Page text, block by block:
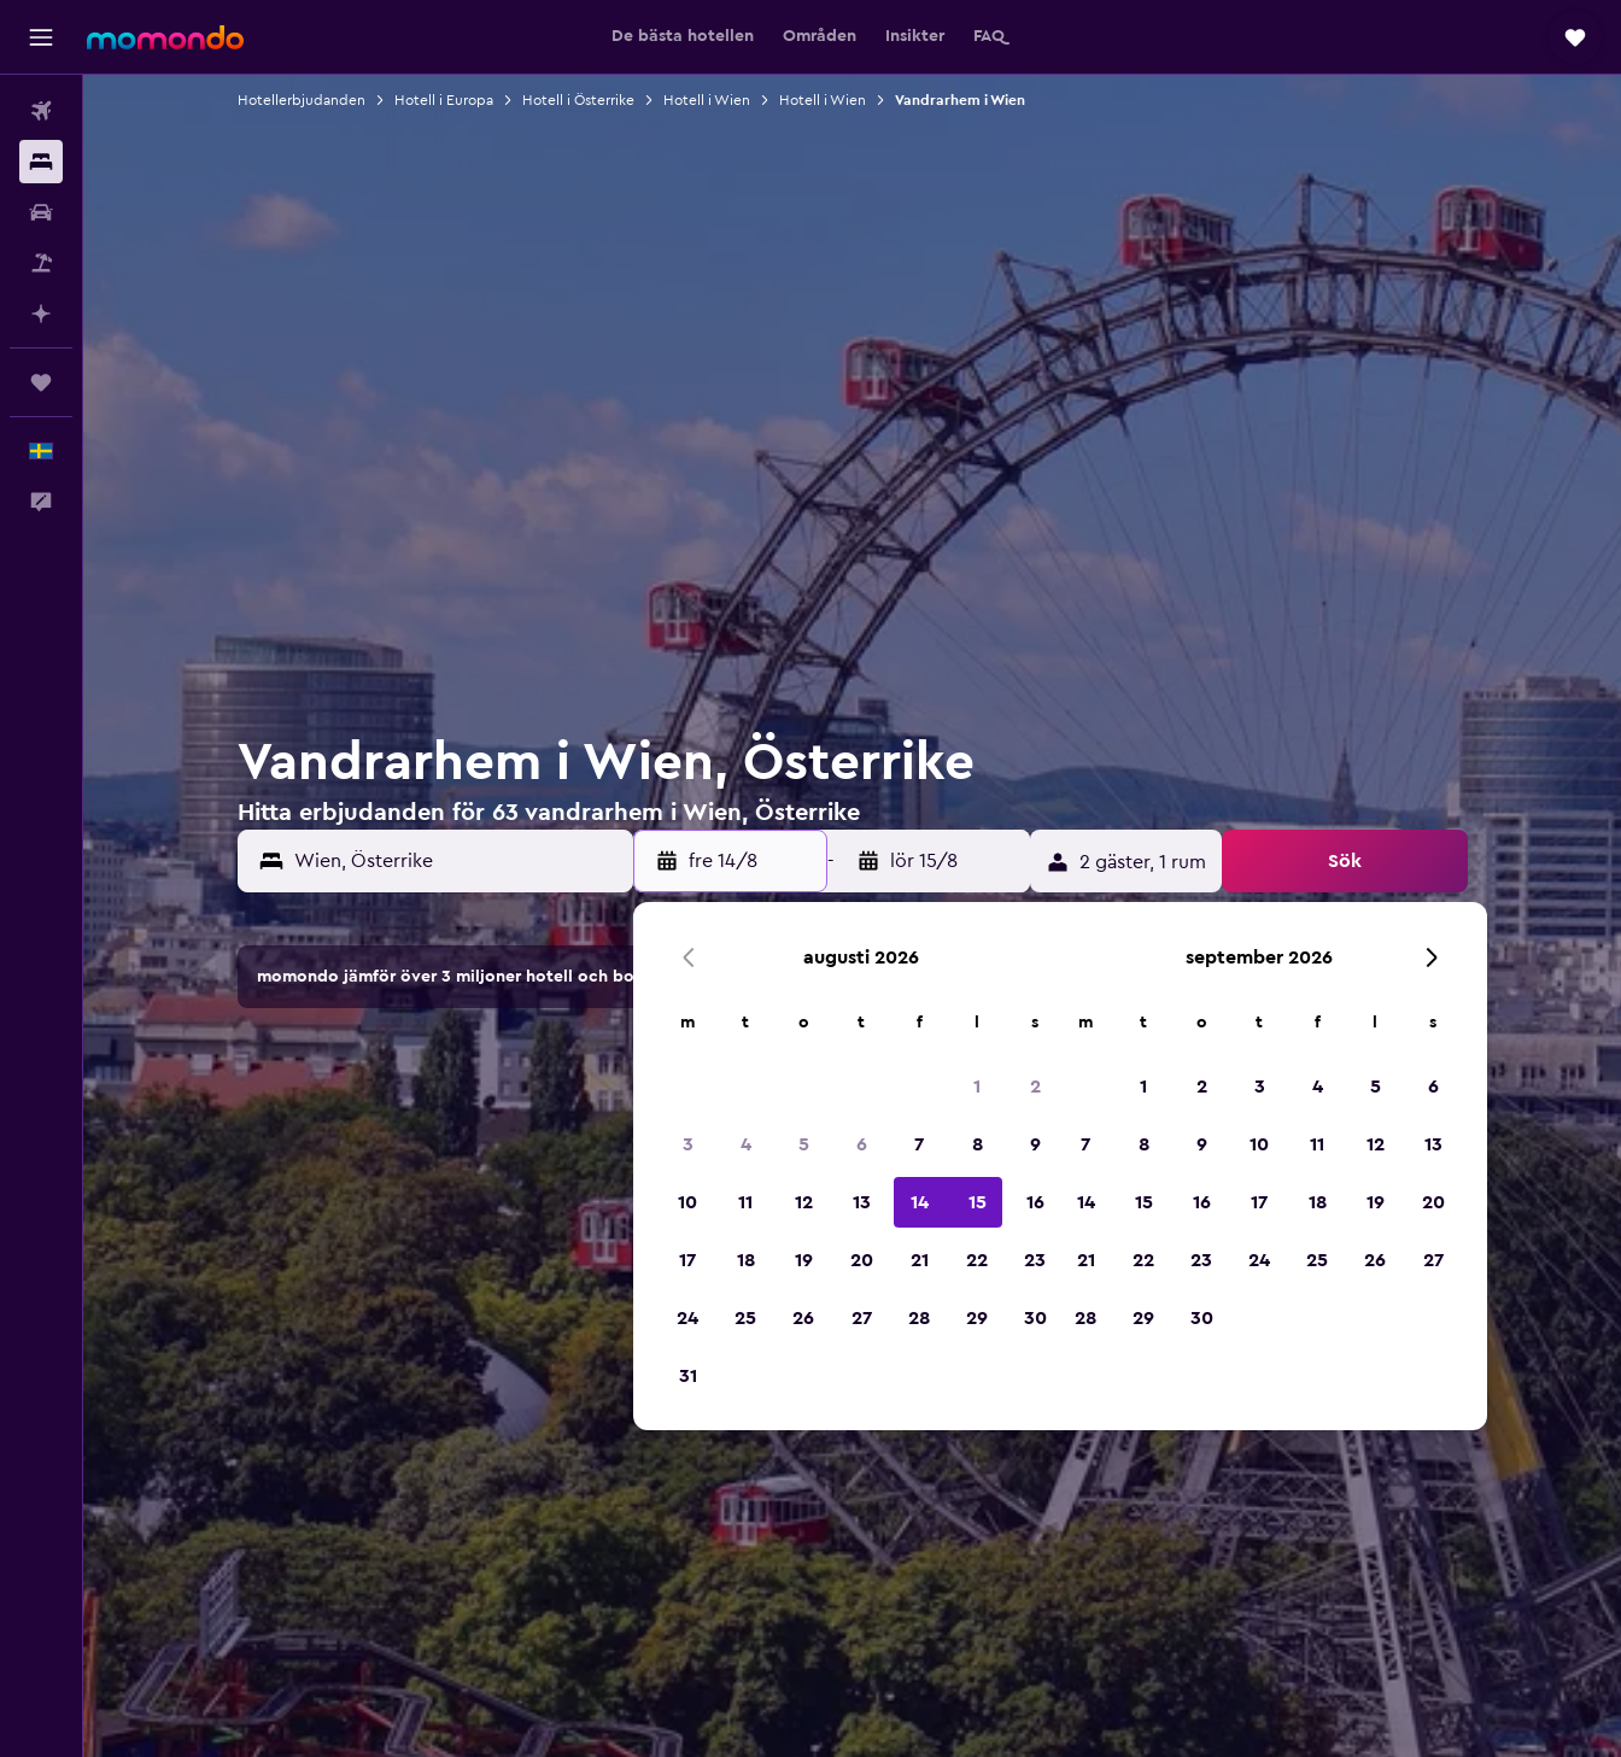
De bästa hotellen Områden Insikter FAQ
Hotellerbjudanden Hotell i Europa Hotell i Österrike Hotell i Wien Hotell i Wien Vandrarhem i Wien
Vandrarhem i Wien, Österrike
Hitta erbjudanden för 63 vandrarhem i Wien, Österrike
fre 14/8 - lör 15/8 2 gäster, 1 rum Sök
momondo jämför över 3 miljoner hotell och boendealternativ.
augusti 2026
m t o t f s
1 2
3 4 5 6 7 8 9
10 11 12 13 14 15 16
17 18 19 20 21 22 23
24 25 26 27 28 29 30
31
september 2026
m t o t f s
1 2 3 4 5 6
7 8 9 10 11 12 13
14 15 16 17 18 19 20
21 22 23 24 25 26 27
28 29 30